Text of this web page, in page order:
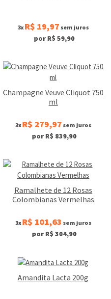
3x R$ 19,97 sem juros
por R$ 59,90
Champagne Veuve Cliquot 750
ml
3x R$ 279,97 sem juros
por R$ 839,90
Ramalhete de 12 Rosas
Colombianas Vermelhas
3x R$ 101,63 sem juros
por R$ 304,90
Amandita Lacta 200g